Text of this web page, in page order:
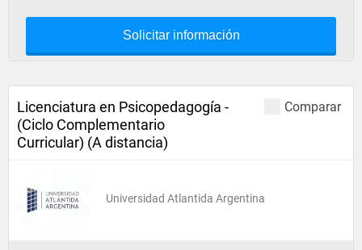
Solicitar información
Comparar
Licenciatura en Psicopedagogía -
(Ciclo Complementario
Curricular) (A distancia)
Universidad Atlantida Argentina